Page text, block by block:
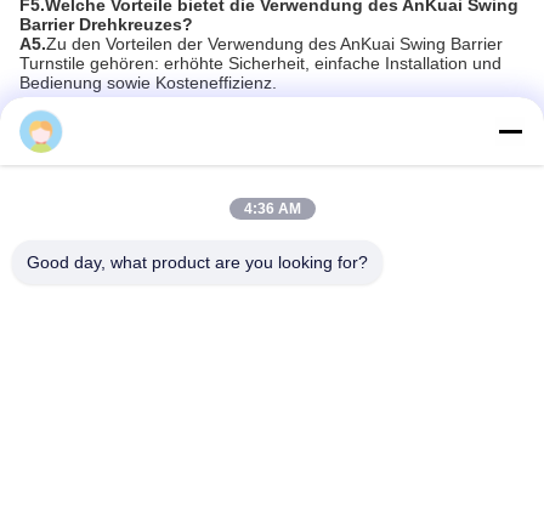
4:36 AM
Good day, what product are you looking for?